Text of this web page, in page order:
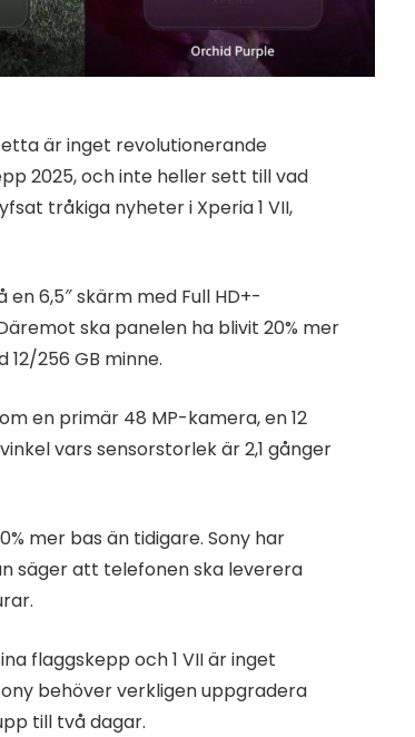
är inget revolutionerande
2025, och inte heller sett till vad
tråkiga nyheter i Xperia 1 VII,
6,5″ skärm med Full HD+-
ska panelen ha blivit 20% mer
256 GB minne.
en primär 48 MP-kamera, en 12
vars sensorstorlek är 2,1 gånger
mer bas än tidigare. Sony har
säger att telefonen ska leverera
flaggskepp och 1 VII är inget
behöver verkligen uppgradera
till två dagar.